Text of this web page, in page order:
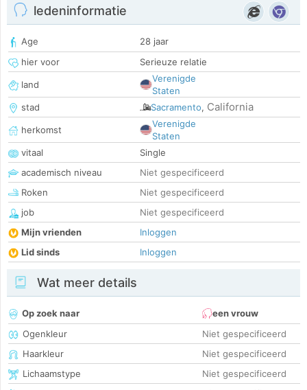
ledeninformatie
Age
28 jaar
hier voor
Serieuze relatie
land
Verenigde
Staten
stad
Sacramento, California
herkomst
Verenigde
Staten
vitaal
Single
academisch niveau
Niet gespecificeerd
Roken
Niet gespecificeerd
job
Niet gespecificeerd
Mijn vrienden
Inloggen
Lid sinds
Inloggen
Wat meer details
Op zoek naar
een vrouw
Ogenkleur
Niet gespecificeerd
Haarkleur
Niet gespecificeerd
Lichaamstype
Niet gespecificeerd